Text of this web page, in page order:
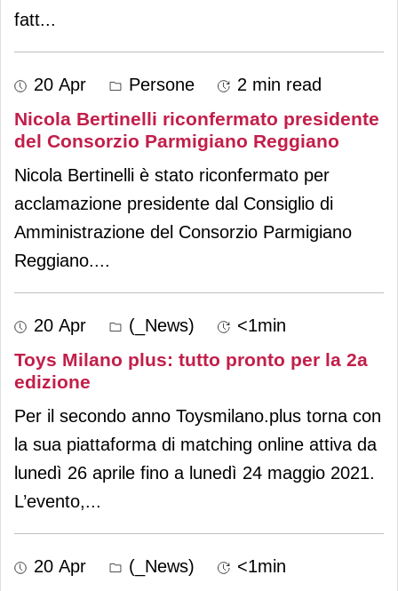
fatt...
20 Apr Persone 2 min read
Nicola Bertinelli riconfermato presidente
del Consorzio Parmigiano Reggiano
Nicola Bertinelli è stato riconfermato per
acclamazione presidente dal Consiglio di
Amministrazione del Consorzio Parmigiano
Reggiano....
20 Apr (_News) <1min
Toys Milano plus: tutto pronto per la 2a
edizione
Per il secondo anno Toysmilano.plus torna con
la sua piattaforma di matching online attiva da
lunedì 26 aprile fino a lunedì 24 maggio 2021.
L’evento,...
20 Apr (_News) <1min